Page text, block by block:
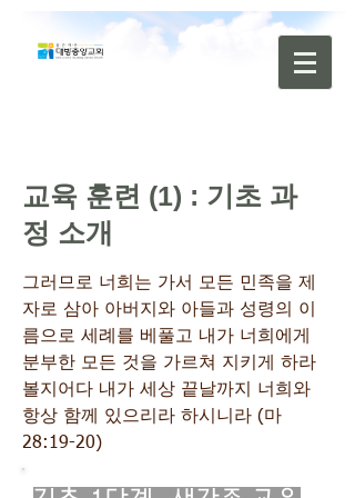
교육 훈련 (1) : 기초 과
정 소개
그러므로 너희는 가서 모든 민족을 제
자로 삼아 아버지와 아들과 성령의 이
름으로 세례를 베풀고 내가 너희에게
분부한 모든 것을 가르쳐 지키게 하라
볼지어다 내가 세상 끝날까지 너희와
항상 함께 있으리라 하시니라 (마
28:19-20)